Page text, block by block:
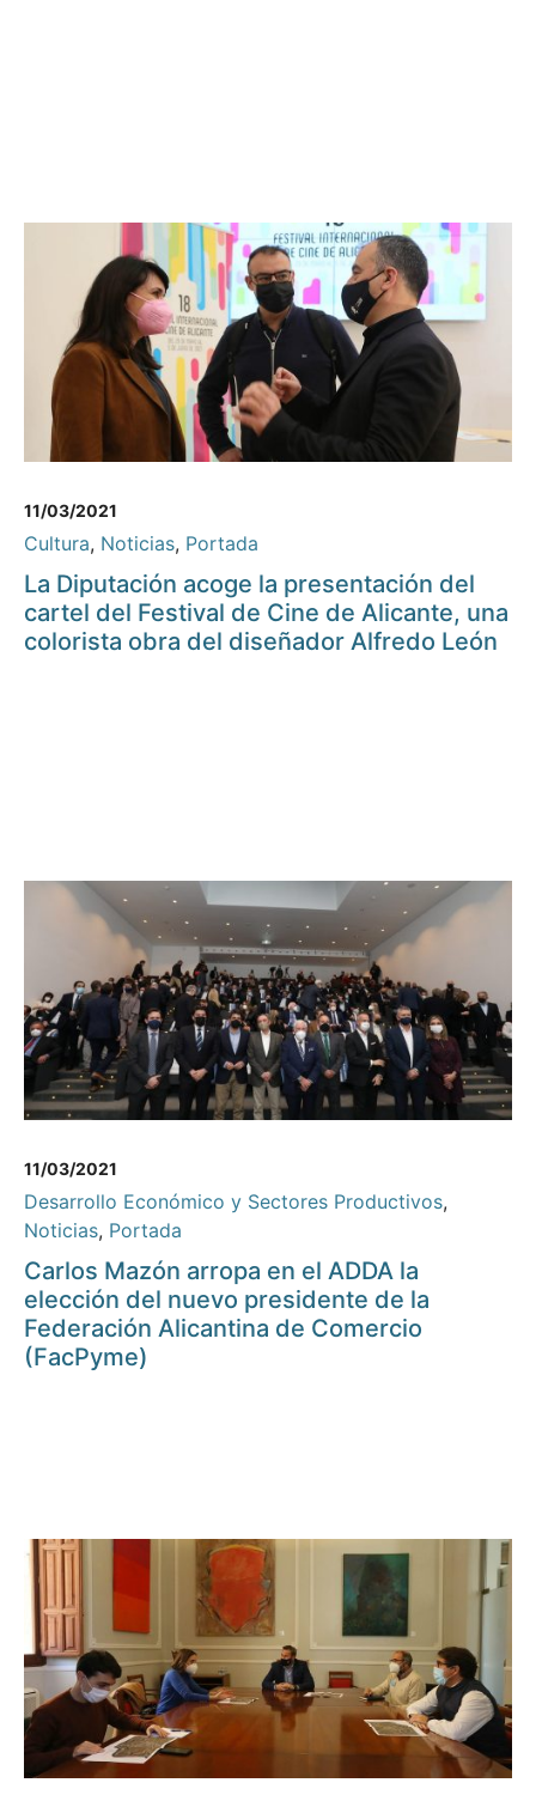
11/03/2021
Cultura, Noticias, Portada
La Diputación acoge la presentación del
cartel del Festival de Cine de Alicante, una
colorista obra del diseñador Alfredo León
11/03/2021
Desarrollo Económico y Sectores Productivos,
Noticias, Portada
Carlos Mazón arropa en el ADDA la
elección del nuevo presidente de la
Federación Alicantina de Comercio
(FacPyme)